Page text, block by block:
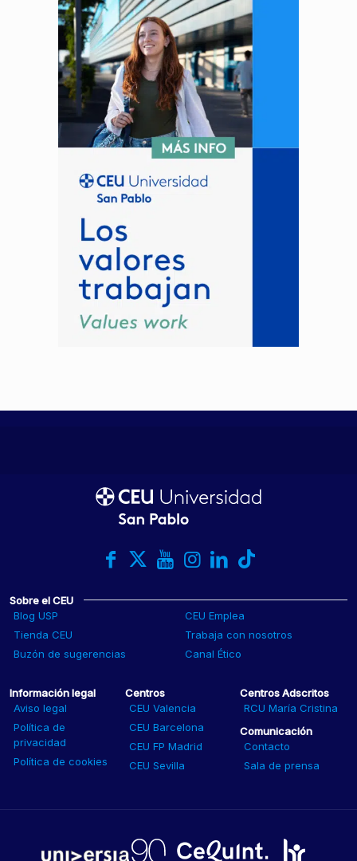
Sobre el CEU
Blog USP
CEU Emplea
Tienda CEU
Trabaja con nosotros
Buzón de sugerencias
Canal Ético
Información legal
Aviso legal
Política de
privacidad
Política de cookies
Centros
CEU Valencia
CEU Barcelona
CEU FP Madrid
CEU Sevilla
Centros Adscritos
RCU María Cristina
Comunicación
Contacto
Sala de prensa